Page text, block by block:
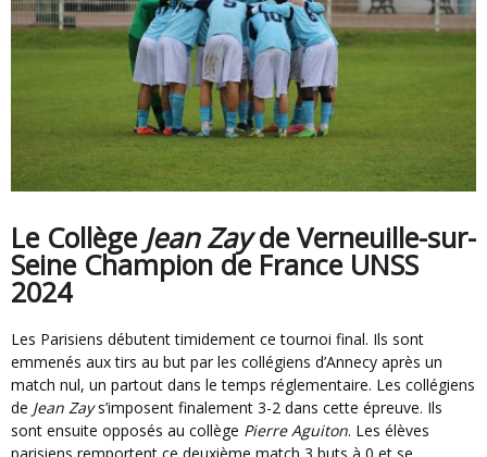
Le Collège Jean Zayde Verneuille-sur-
Seine Champion de France UNSS
2024
Les Parisiens débutent timidement ce tournoi final. Ils sont
emmenés aux tirs au but par les collégiens d’Annecy après un
match nul, un partout dans le temps réglementaire. Les collégiens
de Jean Zays’imposent finalement 3-2 dans cette épreuve. Ils
sont ensuite opposés au collège Pierre Aguiton. Les élèves